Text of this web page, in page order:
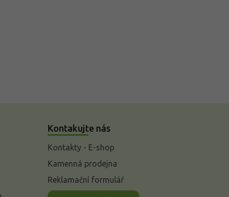
Kontakujte nás
Kontakty - E-shop
Kamenná prodejna
Reklamační formulář